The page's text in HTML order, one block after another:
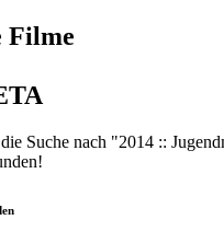
Filme
Suche nach "2014 ::